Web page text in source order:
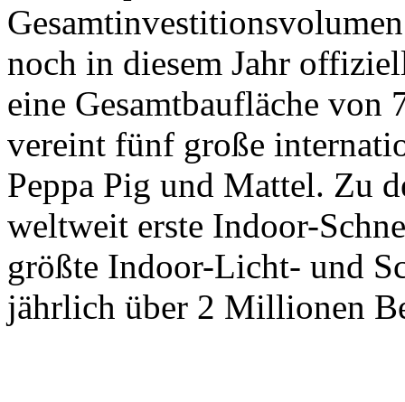
noch in diesem Jahr
eine Gesamtbaufläche von
vereint fünf große
Peppa Pig und Mattel. Zu
weltweit erste Indoor-
größte Indoor-Licht- und
jährlich über 2 Millionen